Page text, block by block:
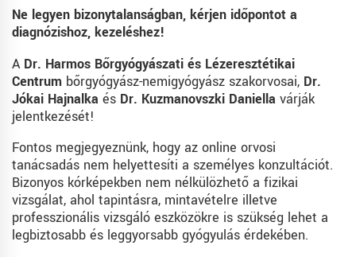
Ne legyen bizonytalanságban, kérjen időpontot a
diagnózishoz, kezeléshez!
A Dr. Harmos Bőrgyógyászati és Lézeresztétikai
Centrum bőrgyógyász-nemigyógyász szakorvosai, Dr.
Jókai Hajnalka és Dr. Kuzmanovszki Daniella várják
jelentkezését!
Fontos megjegyeznünk, hogy az online orvosi
tanácsadás nem helyettesíti a személyes konzultációt.
Bizonyos kórképekben nem nélkülözhető a fizikai
vizsgálat, ahol tapintásra, mintavételre illetve
professzionális vizsgáló eszközökre is szükség lehet a
legbiztosabb és leggyorsabb gyógyulás érdekében.